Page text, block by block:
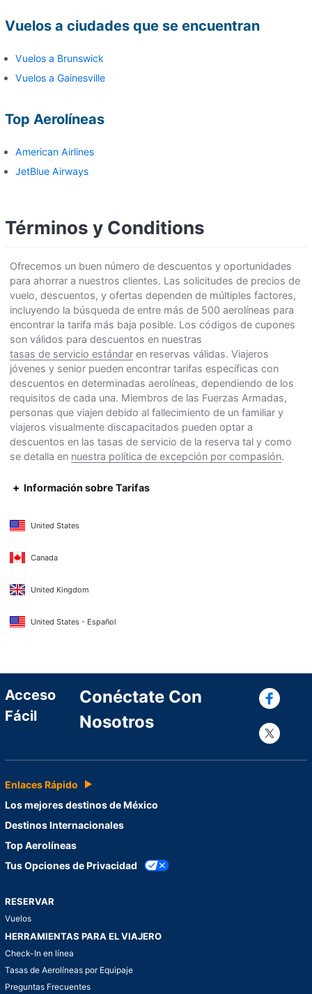
Vuelos a ciudades que se encuentran
Vuelos a Brunswick
Vuelos a Gainesville
Top Aerolíneas
American Airlines
JetBlue Airways
Términos y Conditions
Ofrecemos un buen número de descuentos y oportunidades
para ahorrar a nuestros clientes. Las solicitudes de precios de
vuelo, descuentos, y ofertas dependen de múltiples factores,
incluyendo la búsqueda de entre más de 500 aerolíneas para
encontrar la tarifa más baja posible. Los códigos de cupones
son válidos para descuentos en nuestras
tasas de servicio estándar en reservas válidas. Viajeros
jóvenes y senior pueden encontrar tarifas específicas con
descuentos en determinadas aerolíneas, dependiendo de los
requisitos de cada una. Miembros de las Fuerzas Armadas,
personas que viajen debido al fallecimiento de un familiar y
viajeros visualmente discapacitados pueden optar a
descuentos en las tasas de servicio de la reserva tal y como
se detalla en nuestra política de excepción por compasión.
Información sobre Tarifas
United States
Canada
United Kingdom
United States - Español
Acceso
Fácil
Conéctate Con
Nosotros
Enlaces Rápido
Los mejores destinos de México
Destinos Internacionales
Top Aerolíneas
Tus Opciones de Privacidad
RESERVAR
Vuelos
HERRAMIENTAS PARA EL VIAJERO
Check-In en línea
Tasas de Aerolíneas por Equipaje
Preguntas Frecuentes